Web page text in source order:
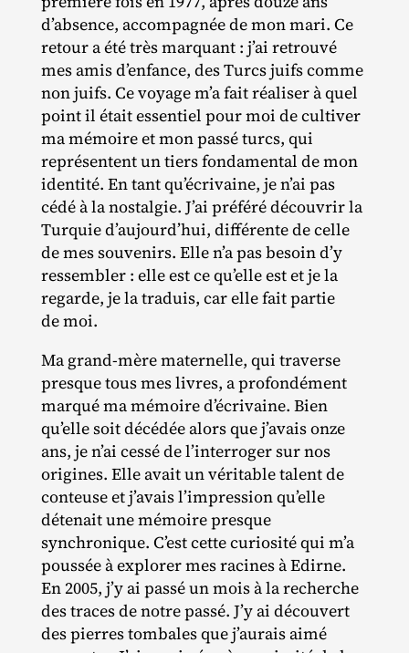
d’absence, accompagnée de mon mari. Ce
retour a été très marquant : j’ai retrouvé
mes amis d’enfance, des Turcs juifs comme
non juifs. Ce voyage m’a fait réaliser à quel
point il était essentiel pour moi de cultiver
ma mémoire et mon passé turcs, qui
représentent un tiers fondamental de mon
identité. En tant qu’écrivaine, je n’ai pas
cédé à la nostalgie. J’ai préféré découvrir la
Turquie d’aujourd’hui, différente de celle
de mes souvenirs. Elle n’a pas besoin d’y
ressembler : elle est ce qu’elle est et je la
regarde, je la traduis, car elle fait partie
de moi.
Ma grand‐​mère maternelle, qui traverse
presque tous mes livres, a profondément
marqué ma mémoire d’écrivaine. Bien
qu’elle soit décédée alors que j’avais onze
ans, je n’ai cessé de l’interroger sur nos
origines. Elle avait un véritable talent de
conteuse et j’avais l’impression qu’elle
détenait une mémoire presque
synchronique. C’est cette curiosité qui m’a
poussée à explorer mes racines à Edirne.
En 2005, j’y ai passé un mois à la recherche
des traces de notre passé. J’y ai découvert
des pierres tombales que j’aurais aimé